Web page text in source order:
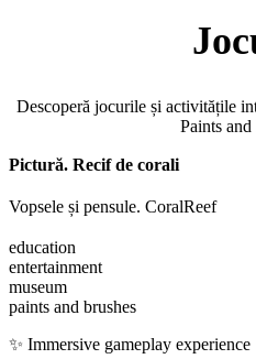
Descoperă jocurile și activitățile
Paints
Pictură. Recif de corali
Vopsele și pensule. CoralReef
education
entertainment
museum
paints and brushes
✨ Immersive gameplay experience